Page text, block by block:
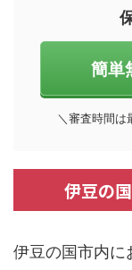
簡単
＼審査時間
伊豆の
伊豆の国市内に